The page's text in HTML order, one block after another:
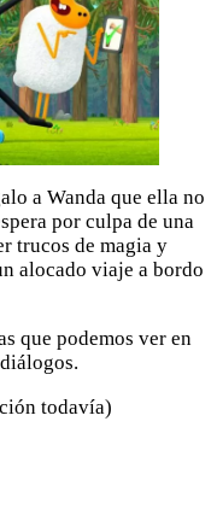
a Wanda que ella no
por culpa de una
trucos de magia y
alocado viaje a bordo
que podemos ver en
todavía)